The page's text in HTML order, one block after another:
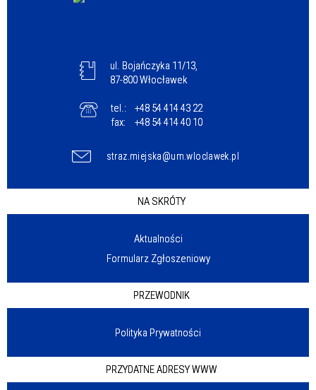
ul. Bojańczyka 11/13,
87-800 Włocławek
tel.:
+48 54 414 43 22
fax:
+48 54 414 40 10
straz.miejska@um.wloclawek.pl
NA SKRÓTY
Aktualności
Formularz Zgłoszeniowy
PRZEWODNIK
Polityka Prywatności
PRZYDATNE ADRESY WWW